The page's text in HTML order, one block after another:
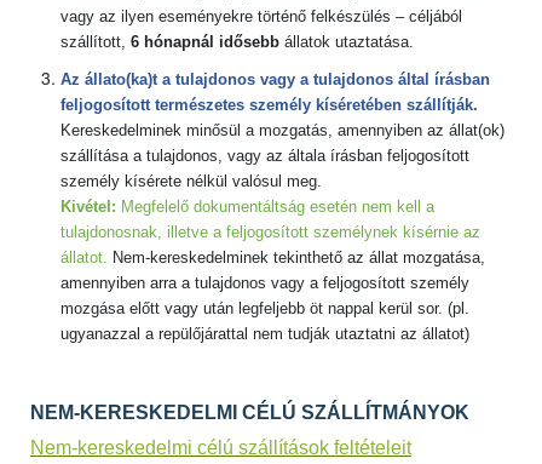
vagy az ilyen eseményekre történő felkészülés – céljából
szállított, 6 hónapnál idősebb állatok utaztatása.
Az állato(ka)t a tulajdonos vagy a tulajdonos által írásban
feljogosított természetes személy kíséretében szállítják.
Kereskedelminek minősül a mozgatás, amennyiben az állat(ok)
szállítása a tulajdonos, vagy az általa írásban feljogosított
személy kísérete nélkül valósul meg.
Kivétel: Megfelelő dokumentáltság esetén nem kell a
tulajdonosnak, illetve a feljogosított személynek kísérnie az
állatot. Nem-kereskedelminek tekinthető az állat mozgatása,
amennyiben arra a tulajdonos vagy a feljogosított személy
mozgása előtt vagy után legfeljebb öt nappal kerül sor. (pl.
ugyanazzal a repülőjárattal nem tudják utaztatni az állatot)
NEM-KERESKEDELMI CÉLÚ SZÁLLÍTMÁNYOK
Nem-kereskedelmi célú szállítások feltételeit